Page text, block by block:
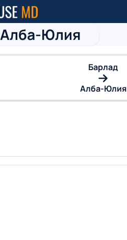
Алба-Юлия
Барлад
Алба-Юлия